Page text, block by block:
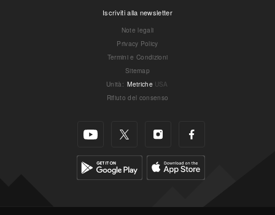
Iscriviti alla newsletter
Note legali
Privacy Policy
Termini e Condizioni
Sitemap
Unità: Metriche USA
Rifiuto del consenso